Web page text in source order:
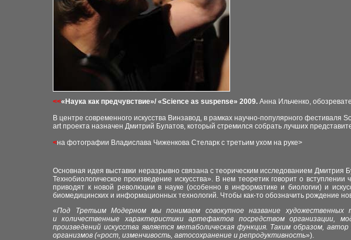
<<«Наука как предчувствие»/ «Science as suspense» 2009. Анна Ильченко,
В центре современного искусства Винзавод, в рамках научно-популярного
art проекта назначен Дмитрий Булатов, который стремился собрать лучших
<на фотографии Владислава Чиженкова Стеларк с третьим ухом на руке>
Основная идея выставки неразрывно связана с теорическим исследованием
Технобиологическое произведение искусства». В нем теоретик говорит о вступлении
приводят к новой революции в науке (особенно в информатике и биологии) и
биомедицинских и информационных технологий. Чтобы как-то обозначить рождение
«Под Третьим Модерном мы понимаем совокупное название
и количественные характеристики артефактов посредством организации,
произведений искусства является метаболическая функция. Таким образом,
организмов («рост, изменчивость, автосохранение и репродуктивность»).